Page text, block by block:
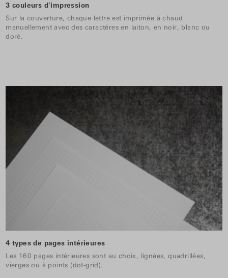
3 couleurs d'impression
Sur la couverture, chaque lettre est imprimée à chaud
manuellement avec des caractères en laiton, en noir, blanc ou
doré.
4 types de pages intérieures
Les 160 pages intérieures sont au choix, lignées, quadrillées,
vierges ou à points (dot-grid).